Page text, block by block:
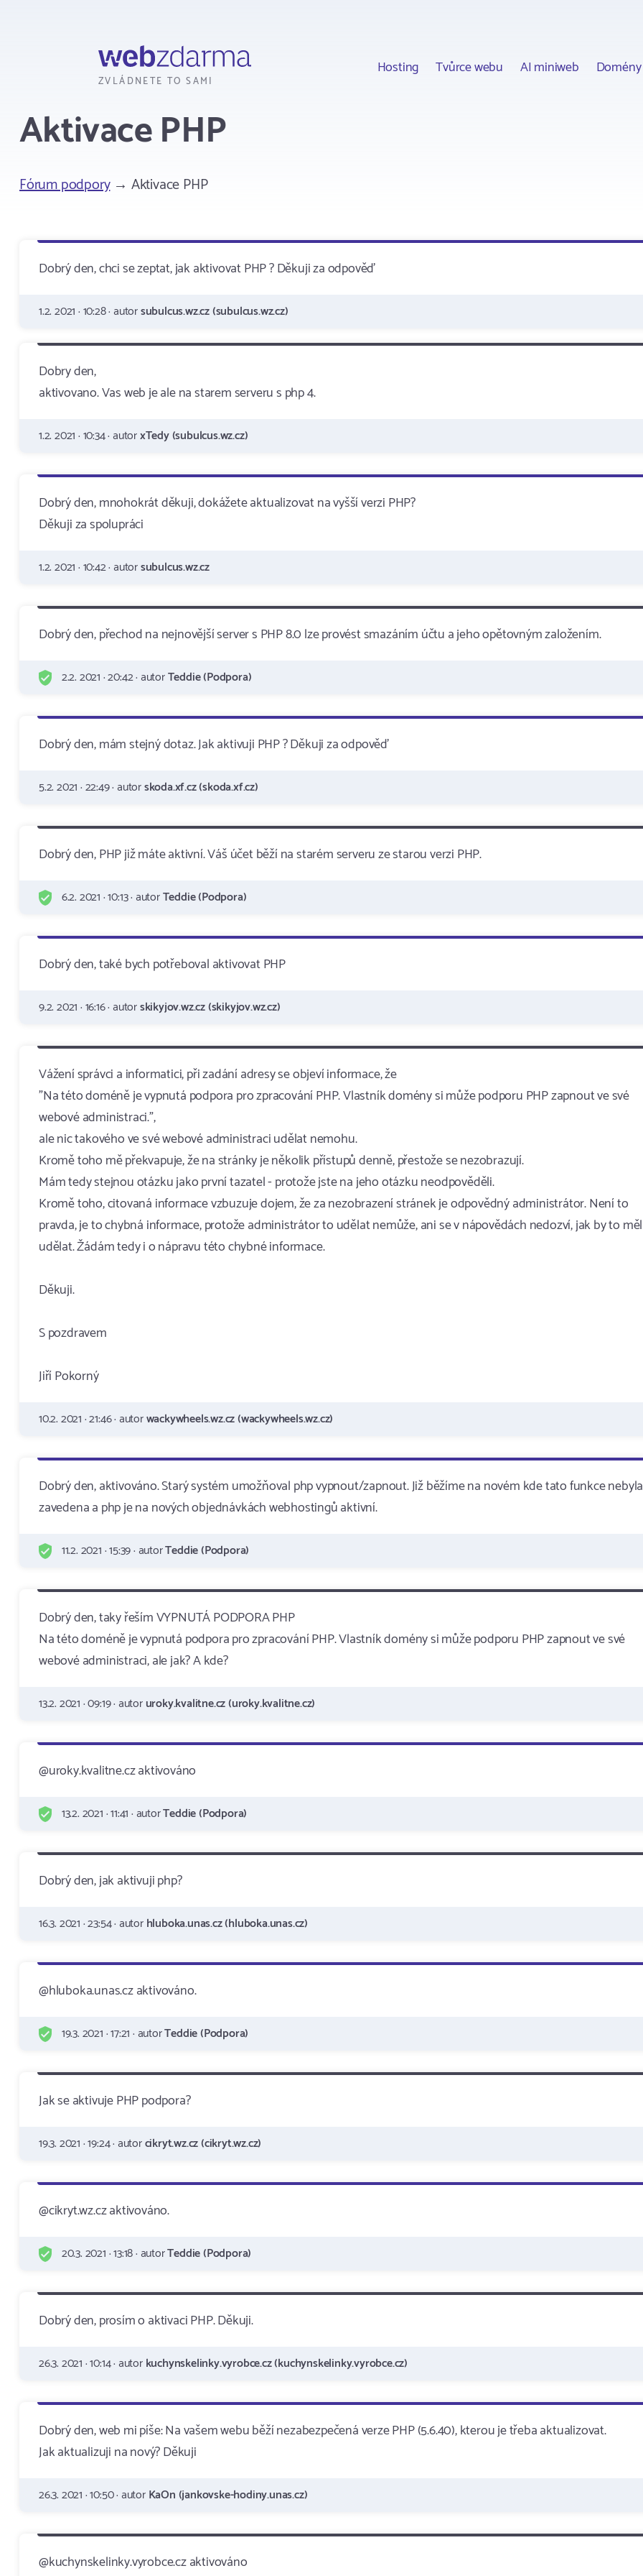
ZVLÁDNETE TO SAMI
Hosting Tvůrce webu AI miniweb Domény
Aktivace PHP
Fórum podpory→ Aktivace PHP
Dobrý den, chci se zeptat, jak aktivovat PHP ? Děkuji za odpověď
1.2. 2021 · 10:28 · autorsubulcus.wz.cz (subulcus.wz.cz)
Dobry den,
aktivovano. Vas web je ale na starem serveru s php 4.
1.2. 2021 · 10:34 · autorxTedy (subulcus.wz.cz)
Dobrý den, mnohokrát děkuji, dokážete aktualizovat na vyšší verzi PHP?
Děkuji za spolupráci
1.2. 2021 · 10:42 · autorsubulcus.wz.cz
Dobrý den, přechod na nejnovější server s PHP 8.0 lze provést smazáním účtu a jeho opětovným založením.
2.2. 2021 · 20:42 · autorTeddie (Podpora)
Dobrý den, mám stejný dotaz. Jak aktivuji PHP ? Děkuji za odpověď
5.2. 2021 · 22:49 · autorskoda.xf.cz (skoda.xf.cz)
Dobrý den, PHP již máte aktivní. Váš účet běží na starém serveru ze starou verzi PHP.
6.2. 2021 · 10:13 · autorTeddie (Podpora)
Dobrý den, také bych potřeboval aktivovat PHP
9.2. 2021 · 16:16 · autorskikyjov.wz.cz (skikyjov.wz.cz)
Vážení správci a informatici, při zadání adresy se objeví informace, že
"Na této doméně je vypnutá podpora pro zpracování PHP. Vlastník domény si může podporu PHP zapnout ve své
webové administraci.",
ale nic takového ve své webové administraci udělat nemohu.
Kromě toho mě překvapuje, že na stránky je několik přístupů denně, přestože se nezobrazují.
Mám tedy stejnou otázku jako první tazatel - protože jste na jeho otázku neodpověděli.
Kromě toho, citovaná informace vzbuzuje dojem, že za nezobrazení stránek je odpovědný administrátor. Není to
pravda, je to chybná informace, protože administrátor to udělat nemůže, ani se v nápovědách nedozví, jak by to měl
udělat. Žádám tedy i o nápravu této chybné informace.
Děkuji.
S pozdravem
Jiří Pokorný
10.2. 2021 · 21:46 · autorwackywheels.wz.cz (wackywheels.wz.cz)
Dobrý den, aktivováno. Starý systém umožňoval php vypnout/zapnout. Již běžíme na novém kde tato funkce nebyla
zavedena a php je na nových objednávkách webhostingů aktivní.
11.2. 2021 · 15:39 · autorTeddie (Podpora)
Dobrý den, taky řeším VYPNUTÁ PODPORA PHP
Na této doméně je vypnutá podpora pro zpracování PHP. Vlastník domény si může podporu PHP zapnout ve své
webové administraci, ale jak? A kde?
13.2. 2021 · 09:19 · autoruroky.kvalitne.cz (uroky.kvalitne.cz)
@uroky.kvalitne.cz aktivováno
13.2. 2021 · 11:41 · autorTeddie (Podpora)
Dobrý den, jak aktivuji php?
16.3. 2021 · 23:54 · autorhluboka.unas.cz (hluboka.unas.cz)
@hluboka.unas.cz aktivováno.
19.3. 2021 · 17:21 · autorTeddie (Podpora)
Jak se aktivuje PHP podpora?
19.3. 2021 · 19:24 · autorcikryt.wz.cz (cikryt.wz.cz)
@cikryt.wz.cz aktivováno.
20.3. 2021 · 13:18 · autorTeddie (Podpora)
Dobrý den, prosím o aktivaci PHP. Děkuji.
26.3. 2021 · 10:14 · autorkuchynskelinky.vyrobce.cz (kuchynskelinky.vyrobce.cz)
Dobrý den, web mi píše: Na vašem webu běží nezabezpečená verze PHP (5.6.40), kterou je třeba aktualizovat.
Jak aktualizuji na nový? Děkuji
26.3. 2021 · 10:50 · autorKaOn (jankovske-hodiny.unas.cz)
@kuchynskelinky.vyrobce.cz aktivováno